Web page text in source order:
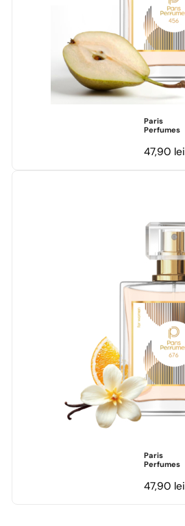
Paris
Perfumes
47,90 lei
Paris
Perfumes
47,90 lei